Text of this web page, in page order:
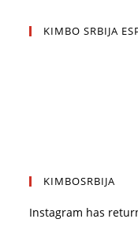
KIMBO SRBIJA
KIMBOSRBIJA
Instagram has